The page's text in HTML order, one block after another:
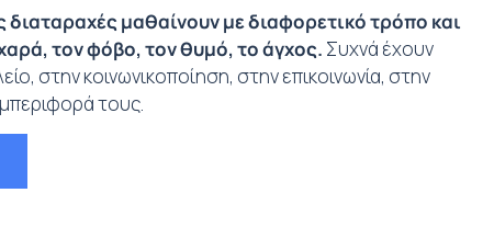
διαταραχές μαθαίνουν με διαφορετικό τρόπο και
τον φόβο, τον θυμό, το άγχος. Συχνά έχουν
στην κοινωνικοποίηση, στην επικοινωνία, στην
τους.